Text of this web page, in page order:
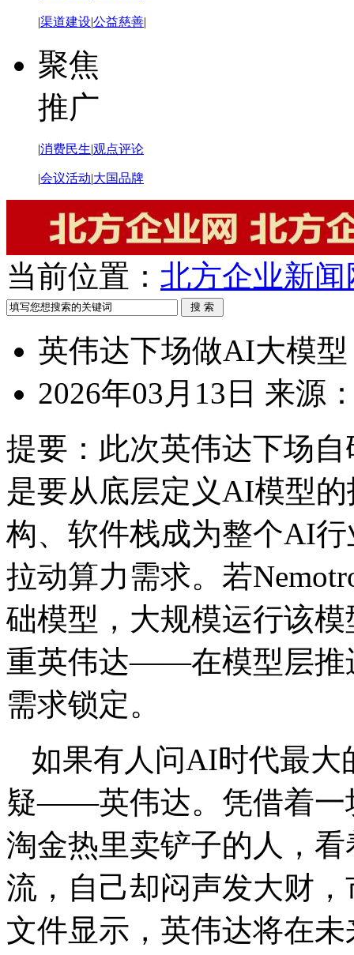
|渠道建设|公益慈善|
聚焦
推广
|消费民生|观点评论
|会议活动|大国品牌
当前位置： 北方企业新闻
英伟达下场做AI大模型
2026年03月13日 来源
提要： 此次英伟达下场
是要从底层定义AI模型
构、软件栈成为整个AI
拉动算力需求。若
础模型，大规模运行该
重英伟达——在模型层推
需求锁定。
如果有人问AI时代最大
疑——英伟达。凭借着一
淘金热里卖铲子的人，
流，自己却闷声发大财
文件显示，英伟达将在